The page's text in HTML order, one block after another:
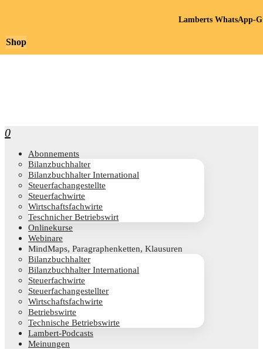
0
Abon­ne­ments
Bilanz­buch­hal­ter
Bilanz­buch­hal­ter International
Steu­er­fach­an­ge­stell­te
Steu­er­fach­wir­te
Wirt­schafts­fach­wir­te
Teschni­cher Betriebswirt
Online­kur­se
Web­i­na­re
Mind­Maps, Para­gra­phen­ket­ten, Klausuren
Bilanz­buch­hal­ter
Bilanz­buch­hal­ter International
Steu­er­fach­wir­te
Steu­er­fach­an­ge­stell­ter
Wirt­schafts­fach­wir­te
Betriebs­wir­te
Tech­ni­sche Betriebswirte
Lam­­bert-Pod­­casts
Mei­nun­gen
Shop
Lamberts WhatsApp-